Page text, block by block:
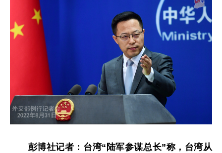
彭博社记者：台湾“陆军参谋总长”称，台湾从